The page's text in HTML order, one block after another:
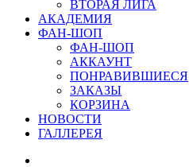
ВТОРАЯ ЛИГА
АКАДЕМИЯ
ФАН-ШОП
ФАН-ШОП
АККАУНТ
ПОНРАВИВШИЕСЯ
ЗАКАЗЫ
КОРЗИНА
НОВОСТИ
ГАЛЛЕРЕЯ